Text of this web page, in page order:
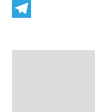
WhatsApp